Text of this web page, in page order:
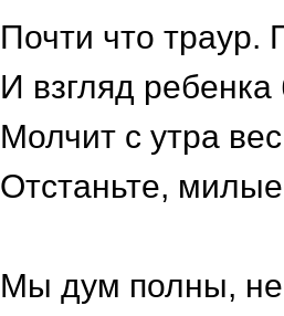
Почти что траур.
И взгляд ребенка
Молчит с утра
Отстаньте,
Мы дум полны, не